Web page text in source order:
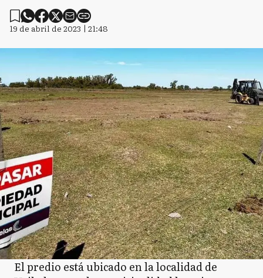
19 de abril de 2023 | 21:48
El predio está ubicado en la localidad de